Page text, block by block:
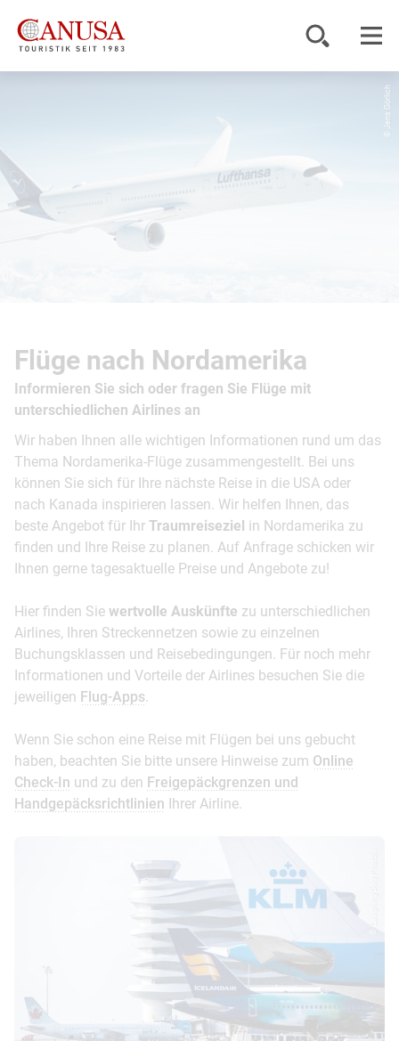
Inspiration
© Jens Görlich
Flüge nach Nordamerika
Informieren Sie sich oder fragen Sie Flüge mit
unterschiedlichen Airlines an
Wir haben Ihnen alle wichtigen Informationen rund um das
Thema Nordamerika-Flüge zusammengestellt. Bei uns
können Sie sich für Ihre nächste Reise in die USA oder
nach Kanada inspirieren lassen. Wir helfen Ihnen, das
beste Angebot für Ihr Traumreiseziel in Nordamerika zu
finden und Ihre Reise zu planen. Auf Anfrage schicken wir
Ihnen gerne tagesaktuelle Preise und Angebote zu!
Hier finden Sie wertvolle Auskünfte zu unterschiedlichen
Airlines, Ihren Streckennetzen sowie zu einzelnen
Buchungsklassen und Reisebedingungen. Für noch mehr
Informationen und Vorteile der Airlines besuchen Sie die
jeweiligen Flug-Apps.
Wenn Sie schon eine Reise mit Flügen bei uns gebucht
haben, beachten Sie bitte unsere Hinweise zum Online
Check-In und zu den Freigepäckgrenzen und
Handgepäcksrichtlinien Ihrer Airline.